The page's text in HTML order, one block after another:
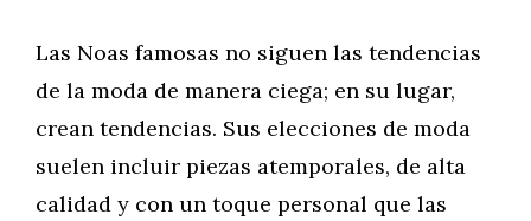
Las Noas famosas no siguen las tendencias
de la moda de manera ciega; en su lugar,
crean tendencias. Sus elecciones de moda
suelen incluir piezas atemporales, de alta
calidad y con un toque personal que las